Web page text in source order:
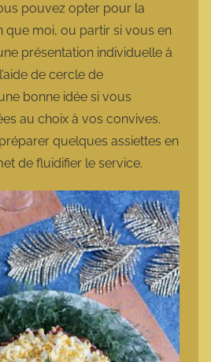
pouvez opter pour la
que moi, ou partir si vous en
présentation individuelle à
de cercle de
bonne idée si vous
au choix à vos convives.
quelques assiettes en
de fluidifier le service.